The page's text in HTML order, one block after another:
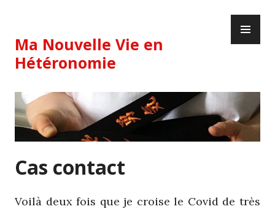
content
Ma Nouvelle Vie en
Hétéronomie
Cas contact
Voilà deux fois que je croise le Covid de très